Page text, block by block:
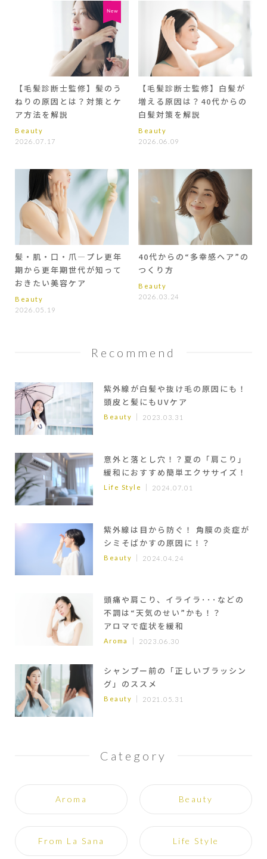
Recommend
紫外線が白髪や抜け毛の原因にも！
頭皮と髪にもUVケア
Beauty 2023.03.31
意外と落とし穴！？夏の「肩こり」
緩和におすすめ簡単エクササイズ！
Life Style 2024.07.01
紫外線は目から防ぐ！ 角膜の炎症が
シミそばかすの原因に！？
Beauty 2024.04.24
頭痛や肩こり、イライラ･･･などの
不調は“天気のせい”かも！？
アロマで症状を緩和
Aroma 2023.06.30
シャンプー前の「正しいブラッシン
グ」のススメ
Beauty 2021.05.31
Category
Aroma Beauty
From La Sana Life Style
【毛髪診断士監修】髪のう
ねりの原因とは？対策とケ
ア方法を解説
Beauty
2026.07.17
【毛髪診断士監修】白髪が
増える原因は？40代からの
白髪対策を解説
Beauty
2026.06.09
髪・肌・口・爪―プレ更年
期から更年期世代が知って
おきたい美容ケア
Beauty
2026.05.19
40代からの“多幸感ヘア”の
つくり方
Beauty
2026.03.24